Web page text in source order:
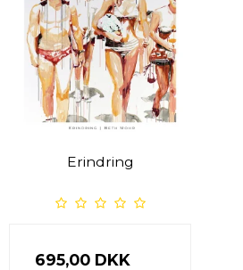
Erindring
695,00 DKK